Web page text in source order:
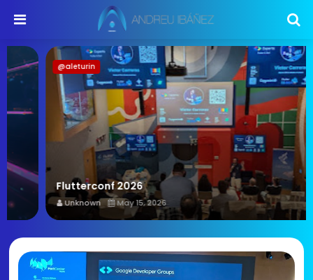
@aleturin
Flutterconf 2026
Unknown May 15, 2026